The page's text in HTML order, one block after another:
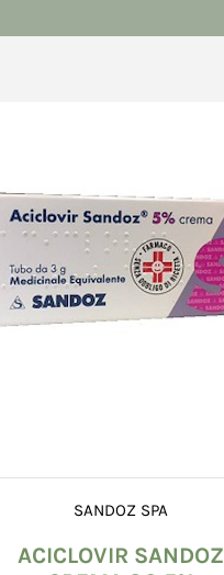
SANDOZ SPA
ACICLOVIR SANDOZ